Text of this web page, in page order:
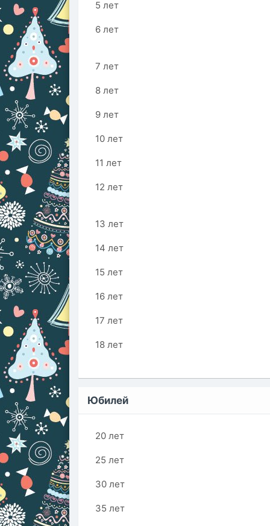
5 лет
6 лет
7 лет
8 лет
9 лет
10 лет
11 лет
12 лет
13 лет
14 лет
15 лет
16 лет
17 лет
18 лет
Юбилей
20 лет
25 лет
30 лет
35 лет